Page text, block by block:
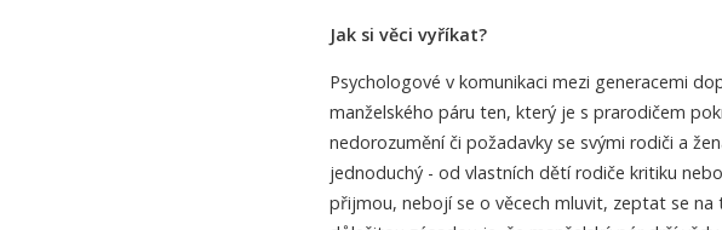
Jak si věci vyříkat?
Psychologové v komunikaci mezi generacemi
manželského páru ten, který je s prarodičem
nedorozumění či požadavky se svými rodiči a
jednoduchý - od vlastních dětí rodiče kritiku
přijmou, nebojí se o věcech mluvit, zeptat se na